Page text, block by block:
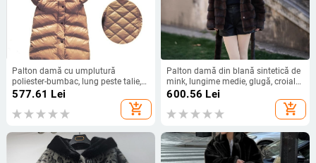
Palton damă cu umplutură
poliester-bumbac, lung peste talie,
guler înalt și guler detașabil din
blană artificială, închidere cu
nasturi
577.61 Lei
add_shopping_cart
Palton damă din blană sintetică de
mink, lungime medie, glugă, croială
lejeră, cald și confortabil
600.56 Lei
add_shopping_cart